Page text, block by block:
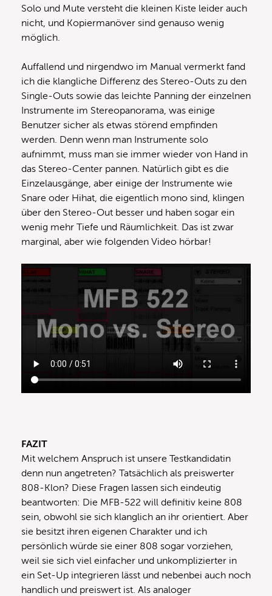
Solo und Mute versteht die kleinen Kiste leider auch
nicht, und Kopiermanöver sind genauso wenig
möglich.
Auffallend und nirgendwo im Manual vermerkt fand
ich die klangliche Differenz des Stereo-Outs zu den
Single-Outs sowie das leichte Panning der einzelnen
Instrumente im Stereopanorama, was einige
Benutzer sicher als etwas störend empfinden
werden. Denn wenn man Instrumente solo
aufnimmt, muss man sie immer wieder von Hand in
das Stereo-Center pannen. Natürlich gibt es die
Einzelausgänge, aber einige der Instrumente wie
Snare oder Hihat, die eigentlich mono sind, klingen
über den Stereo-Out besser und haben sogar ein
wenig mehr Tiefe und Räumlichkeit. Das ist zwar
marginal, aber wie folgenden Video hörbar!
FAZIT
Mit welchem Anspruch ist unsere Testkandidatin
denn nun angetreten? Tatsächlich als preiswerter
808-Klon? Diese Fragen lassen sich eindeutig
beantworten: Die MFB-522 will definitiv keine 808
sein, obwohl sie sich klanglich an ihr orientiert. Aber
sie besitzt ihren eigenen Charakter und ich
persönlich würde sie einer 808 sogar vorziehen,
weil sie sich viel einfacher und unkomplizierter in
ein Set-Up integrieren lässt und nebenbei auch noch
handlich und preiswert ist. Als analoger